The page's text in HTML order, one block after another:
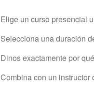
Elige un curso presencial
Selecciona una duración
Dinos exactamente por
Combina con un instructor